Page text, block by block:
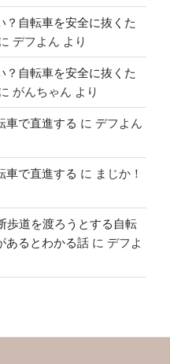
？自転車を安全に抜くた
デフよん より
？自転車を安全に抜くた
がんちゃん より
車で直進する に デフよん
車で直進する に まじか！
歩道を渡ろうとする自転
あるとわかる話 に デフよ